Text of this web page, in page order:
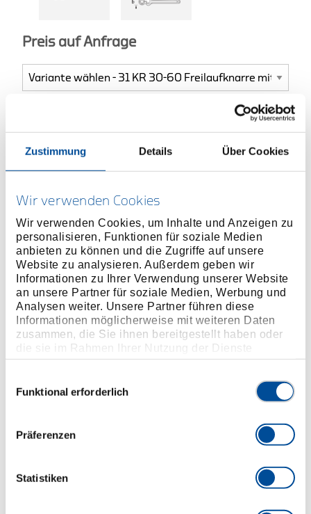
Zustimmung Details Über Cookies
Wir verwenden Cookies
Wir verwenden Cookies, um Inhalte und Anzeigen zu
personalisieren, Funktionen für soziale Medien
anbieten zu können und die Zugriffe auf unsere
Website zu analysieren. Außerdem geben wir
Informationen zu Ihrer Verwendung unserer Website
an unsere Partner für soziale Medien, Werbung und
Analysen weiter. Unsere Partner führen diese
Informationen möglicherweise mit weiteren Daten
zusammen, die Sie ihnen bereitgestellt haben oder
die sie im Rahmen Ihrer Nutzung der Dienste
gesammelt haben. Unsere vollständige
Funktional erforderlich
Präferenzen
Statistiken
Preis auf Anfrage
HÄNDLER FINDEN
Produktlinie EAN4010886625699
Produktbeschreibung
Friktionsschlüssel (No. 31 K) mit auswechselbaren
12-kant UD-Profil bzw. Doppelsechskant
Einsatzringen (No. 31 R)
6-kant Ringe auf Anfrage lieferbar
Besonders geeignet für den Stahl- und Gerüstbau
Bis 30" flacher Schaft, ab 35" mit Aufsteckrohr
Erläuterung der Artikelnummer: 31 KR 16-32 =